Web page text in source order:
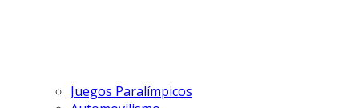
Juegos Paralímpicos